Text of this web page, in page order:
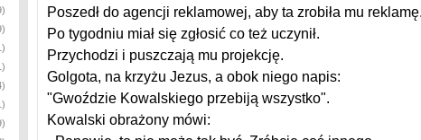
Poszedł do agencji reklamowej, aby ta zrobiła mu reklamę.
Po tygodniu miał się zgłosić co też uczynił.
Przychodzi i puszczają mu projekcję.
Golgota, na krzyżu Jezus, a obok niego napis:
"Gwoździe Kowalskiego przebiją wszystko".
Kowalski obrażony mówi: